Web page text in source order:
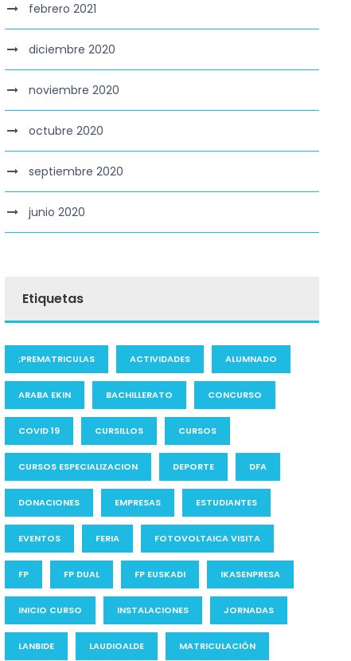
febrero 2021
diciembre 2020
noviembre 2020
octubre 2020
septiembre 2020
junio 2020
Etiquetas
;PREMATRICULAS ACTIVIDADES ALUMNADO
ARABA EKIN BACHILLERATO CONCURSO
COVID 19 CURSILLOS CURSOS
CURSOS ESPECIALIZACION DEPORTE DFA
DONACIONES EMPRESAS ESTUDIANTES
EVENTOS FERIA FOTOVOLTAICA VISITA
FP FP DUAL FP EUSKADI IKASENPRESA
INICIO CURSO INSTALACIONES JORNADAS
LANBIDE LAUDIOALDE MATRICULACIÓN